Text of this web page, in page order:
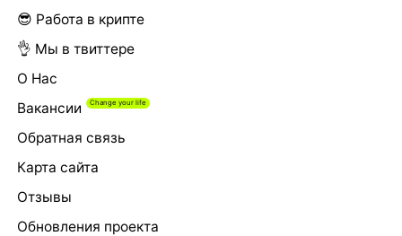
😎 Работа в крипте
👌 Мы в твиттере
О Нас
Вакансии
Обратная связь
Карта сайта
Отзывы
Обновления проекта